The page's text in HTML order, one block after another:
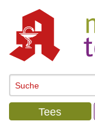
Tees